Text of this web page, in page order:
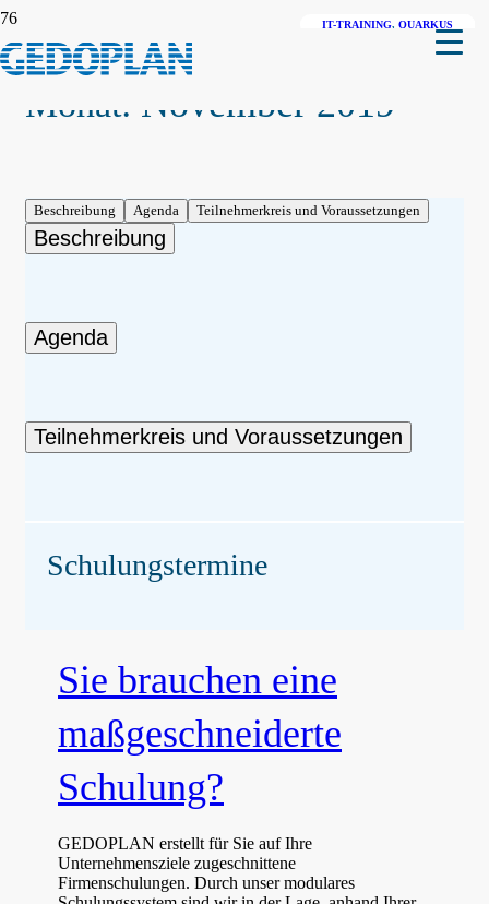
Monat: November 2019
Beschreibung Agenda Teilnehmerkreis und Voraussetzungen
Beschreibung
Agenda
Teilnehmerkreis und Voraussetzungen
Schulungstermine
Sie brauchen eine
maßgeschneiderte
Schulung?
GEDOPLAN erstellt für Sie auf Ihre
Unternehmensziele zugeschnittene
Firmenschulungen. Durch unser modulares
IT-TRAINING,JAVA
JAVA
JAKARTA EE
IT-TRAINING,QUARKUS